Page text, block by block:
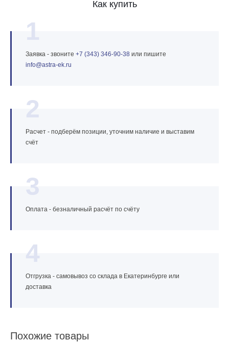
Как купить
1
Заявка - звоните +7 (343) 346‑90‑38 или пишите
info@astra‑ek.ru
2
Расчет - подберём позиции, уточним наличие и выставим
счёт
3
Оплата - безналичный расчёт по счёту
4
Отгрузка - самовывоз со склада в Екатеринбурге или
доставка
Похожие товары